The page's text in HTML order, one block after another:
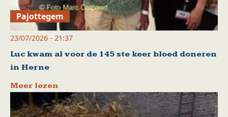
Pajottegem
23/07/2026 - 21:37
Luc kwam al voor de 145 ste keer bloed doneren
in Herne
Meer lezen